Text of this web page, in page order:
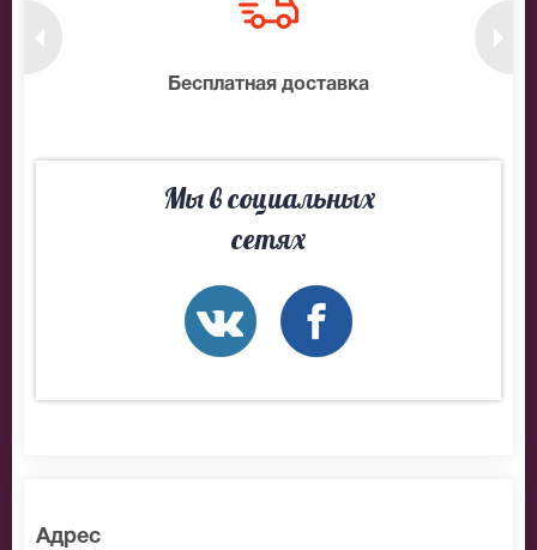
Бесплатная доставка
Мы в социальных
сетях
Адрес